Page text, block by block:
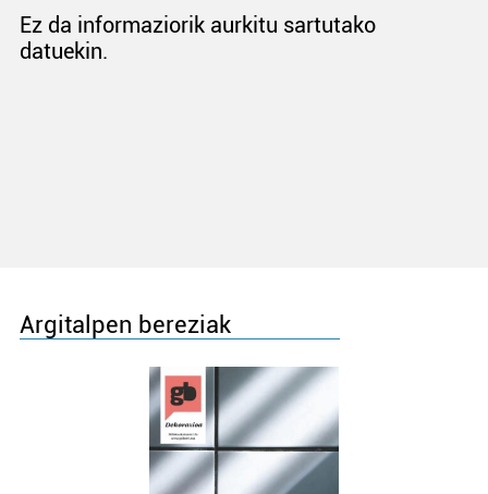
Ez da informaziorik aurkitu sartutako
datuekin.
Argitalpen bereziak